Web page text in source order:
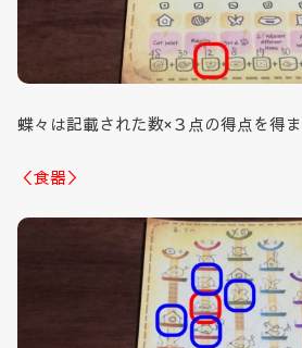
蝶々は記載された数×３点の得点を得ま
＜食器＞